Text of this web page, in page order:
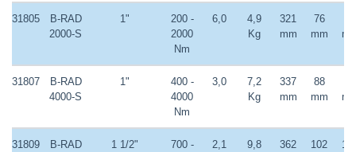
31805
B-RAD
2000-S
1"
200 -
2000
Nm
6,0
4,9
Kg
321
mm
76
mm
31807
B-RAD
4000-S
1"
400 -
4000
Nm
3,0
7,2
Kg
337
mm
88
mm
31809
B-RAD
1 1/2"
700 -
2,1
9,8
362
102